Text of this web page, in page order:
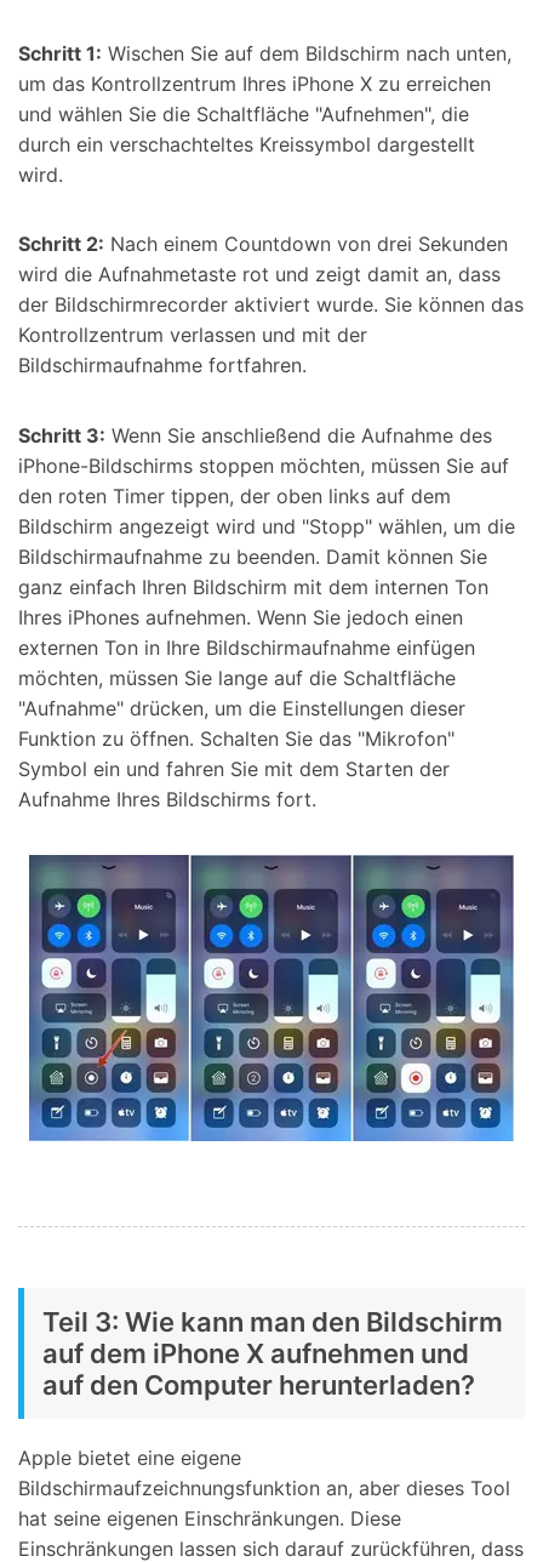
Schritt 1: Wischen Sie auf dem Bildschirm nach unten,
um das Kontrollzentrum Ihres iPhone X zu erreichen
und wählen Sie die Schaltfläche "Aufnehmen", die
durch ein verschachteltes Kreissymbol dargestellt
wird.
Schritt 2: Nach einem Countdown von drei Sekunden
wird die Aufnahmetaste rot und zeigt damit an, dass
der Bildschirmrecorder aktiviert wurde. Sie können das
Kontrollzentrum verlassen und mit der
Bildschirmaufnahme fortfahren.
Schritt 3: Wenn Sie anschließend die Aufnahme des
iPhone-Bildschirms stoppen möchten, müssen Sie auf
den roten Timer tippen, der oben links auf dem
Bildschirm angezeigt wird und "Stopp" wählen, um die
Bildschirmaufnahme zu beenden. Damit können Sie
ganz einfach Ihren Bildschirm mit dem internen Ton
Ihres iPhones aufnehmen. Wenn Sie jedoch einen
externen Ton in Ihre Bildschirmaufnahme einfügen
möchten, müssen Sie lange auf die Schaltfläche
"Aufnahme" drücken, um die Einstellungen dieser
Funktion zu öffnen. Schalten Sie das "Mikrofon"
Symbol ein und fahren Sie mit dem Starten der
Aufnahme Ihres Bildschirms fort.
Teil 3: Wie kann man den Bildschirm
auf dem iPhone X aufnehmen und
auf den Computer herunterladen?
Apple bietet eine eigene
Bildschirmaufzeichnungsfunktion an, aber dieses Tool
hat seine eigenen Einschränkungen. Diese
Einschränkungen lassen sich darauf zurückführen, dass